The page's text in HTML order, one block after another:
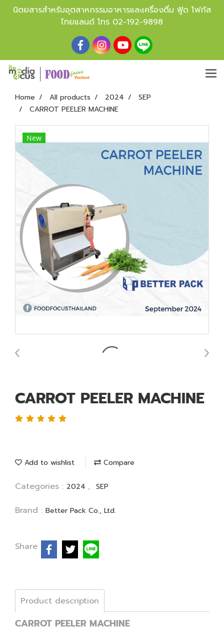
นิตยสารสำหรับอุตสาหกรรมอาหารและเครื่องดื่ม ฟู้ด โฟกัส
ไทยแลนด์ โทร 02-192-9898
Home All products 2024
SEP
CARROT PEELER MACHINE
New
CARROT PEELER MACHINE
Add to wishlist Compare
Categories : 2024 , SEP
Brand : Better Pack Co., Ltd.
Share
Product description
CARROT PEELER MACHINE